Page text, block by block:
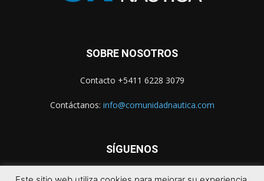
SOBRE NOSOTROS
Contacto +5411 6228 3079
Contáctanos: info@comunidadnautica.com
SÍGUENOS